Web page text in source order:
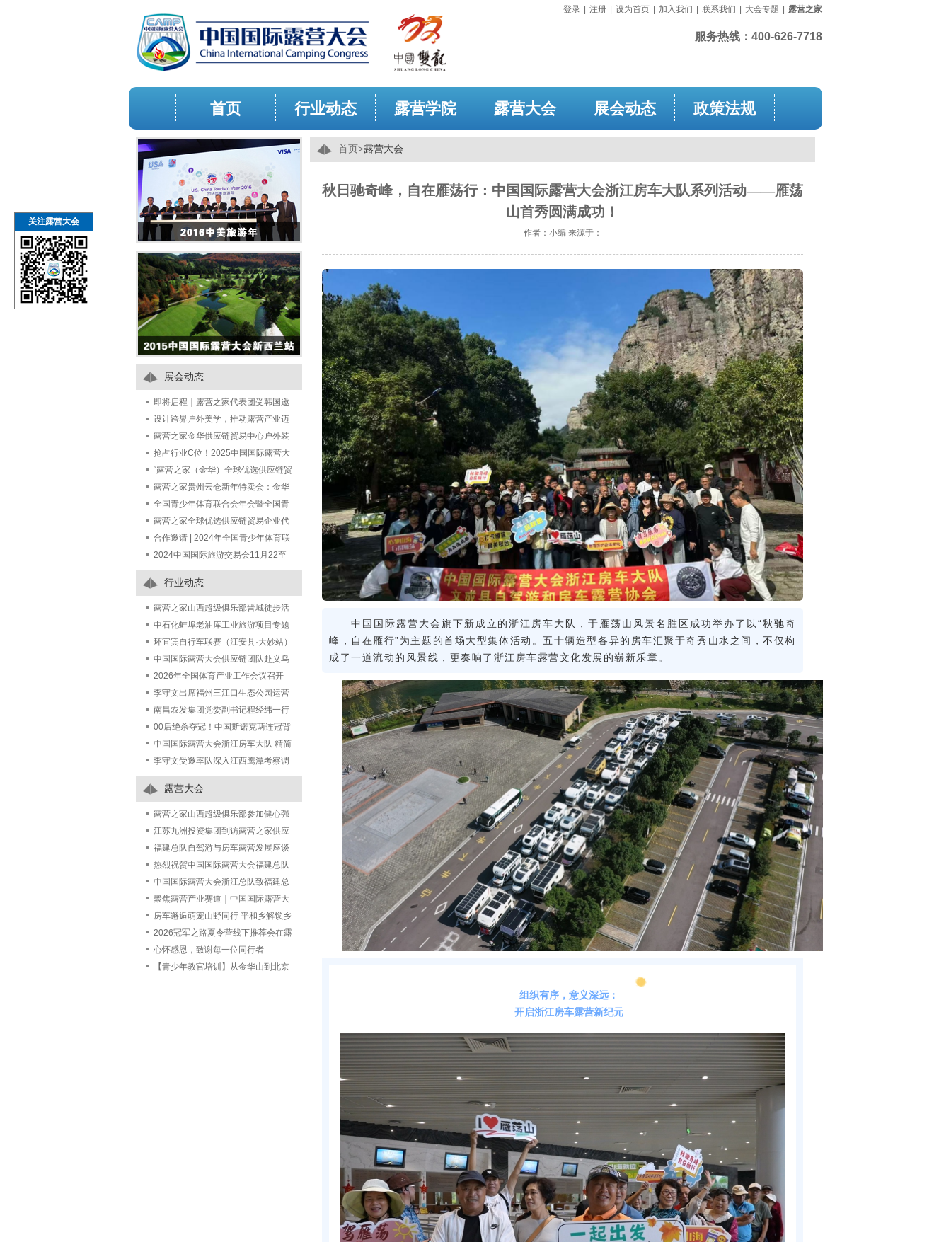
登录 注册 设为首页 加入我们 联系我们 大会专题 露营之家
服务热线： 400-626-7718
首页 行业动态 露营学院 露营大会 展会动态 政策法规
展会动态
即将启程｜露营之家代表团受韩国邀
请出席 Jeonnam Camping Tourism
Fair 2
设计跨界户外美学，推动露营产业迈
向“中国智造”的未来产业
露营之家金华供应链贸易中心户外装
备特卖场，一站式满足你的露营装备
采购需求！
抢占行业C位！2025中国国际露营大
会-户外美好生活装备展全球招商开启
——尊享七大权益，共赢万亿市场
“露营之家（金华）全球优选供应链贸
易中心户外运动露营装备生活馆”定向
招商公告
露营之家贵州云仓新年特卖会：金华
供应链手工编藤与汽车后备箱露营装
备成热宠
全国青少年体育联合会年会暨全国青
少年体育交流大会 期间举办青少年营
地发展研策会的通知
露营之家全球优选供应链贸易企业代
表团受邀如期赴约第七届中国进口博
览会
合作邀请 | 2024年全国青少年体育联
合会年会暨全国青少年体育交流大会
2024中国国际旅游交易会11月22至
24日在国家会展中心（上海）举办
行业动态
露营之家山西超级俱乐部晋城徒步活
动圆满落幕
中石化蚌埠老油库工业旅游项目专题
研讨会在露营之家五建集团城市更新
事业部举行
环宜宾自行车联赛（江安县·大妙站）
2026第八届江安大妙荷花自行车赛激
情开赛
中国国际露营大会供应链团队赴义乌
植物园考察调研，深化文旅露营产业
合作
2026年全国体育产业工作会议召开
李守文出席福州三江口生态公园运营
项目发布会，签署共建城市绿地活化
新样板合作协议
南昌农发集团党委副书记程经纬一行
考察露营之家全球供应链贸易中心
00后绝杀夺冠！中国斯诺克两连冠背
后藏着体育人才培养新答案
中国国际露营大会浙江房车大队 精简
官方简介
李守文受邀率队深入江西鹰潭考察调
研文体旅产业生态：以“三链合一”破
解“两长两短”
露营大会
露营之家山西超级俱乐部参加健心强
身迎省运 悦己助人公益行2026百城万
人健心跑-长治站活动圆满结束！
江苏九洲投资集团到访露营之家供应
链贸易中心，共商跨区域产业合作蓝
图
福建总队自驾游与房车露营发展座谈
会顺利召开！
热烈祝贺中国国际露营大会福建总队
各地市大队授牌仪式圆满成功！
中国国际露营大会浙江总队致福建总
队祝贺函
聚焦露营产业赛道｜中国国际露营大
会TOP计划企业代表团赴郑州实地考
察洽谈
房车邂逅萌宠山野同行 平和乡解锁乡
村露营文旅新赛道
2026冠军之路夏令营线下推荐会在露
营之家金华全球供应链中心举办
心怀感恩，致谢每一位同行者
【青少年教官培训】从金华山到北京
首页 >露营大会
秋日驰奇峰，自在雁荡行：中国国际露营大会浙江房车大队系列活动——雁荡
山首秀圆满成功！
作者： 小编来源于：
中国国际露营大会旗下新成立的浙江房车大队，于雁荡山风景名胜区成功举办了以“秋驰奇
峰，自在雁行”为主题的首场大型集体活动。五十辆造型各异的房车汇聚于奇秀山水之间，不仅构
成了一道流动的风景线，更奏响了浙江房车露营文化发展的崭新乐章。
组织有序，意义深远：
开启浙江房车露营新纪元
关注露营大会